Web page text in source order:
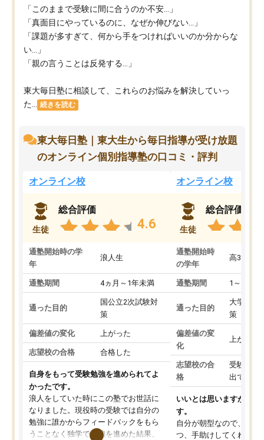
「このままで受験に間に合うのか不安…」
「真面目にやっているのに、なぜか伸びない…」
「課題が多すぎて、何から手をつければいいのか分からな
い…」
「親の言うことは反発する…」
東大毎日塾に相談して、これらのお悩みを解決していっ
た...
続きを読む
東大毎日塾｜東大生から毎日指導が受け放題
のオンライン個別指導塾の口コミ・評判
オンライン校
生徒
総合評価
4.6
通塾開始時の学
年
浪人生
通塾期間 4ヵ月～1年未満
通った目的
国公立2次試験対
策
偏差値の変化 上がった
志望校の合格 合格した
自身をもって受験勉強を進められてよ
かったです。
浪人をしていた時にこの塾でお世話に
なりました。現役時の受験では自分の
勉強に誰かからフィードバックをもら
うことなく独学で勉強を進めた結果、
オンライン校
生徒
総合評価
通塾開始時
の学年
高3
通塾期間 1～3ヵ月
通った目的
大学入学
策
偏差値の変
化
上がった
志望校の合
格
受験して
出ていな
いいとは思いますが、料
す。
自分が朝型なので、自習
つ、手助けしてくれる設